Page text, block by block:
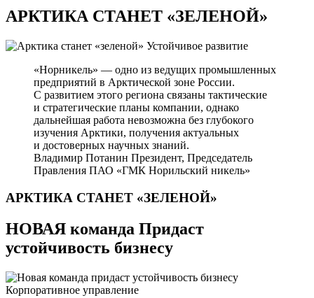
АРКТИКА СТАНЕТ «ЗЕЛЕНОЙ»
Устойчивое развитие
«Норникель» — одно из ведущих промышленных
предприятий в Арктической зоне России.
С развитием этого региона связаны тактические
и стратегические планы компании, однако
дальнейшая работа невозможна без глубокого
изучения Арктики, получения актуальных
и достоверных научных знаний.
Владимир Потанин Президент, Председатель
Правления ПАО «ГМК Норильский никель»
АРКТИКА СТАНЕТ «ЗЕЛЕНОЙ»
НОВАЯ команда Придаст
устойчивость бизнесу
Корпоративное управление